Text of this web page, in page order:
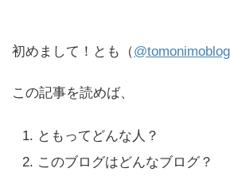
初めまして！とも（@tomonimoblog
この記事を読めば、
ともってどんな人？
このブログはどんなブログ？